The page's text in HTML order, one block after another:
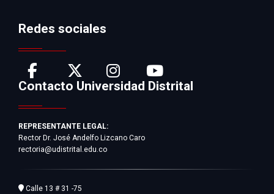
Redes sociales
Contacto Universidad Distrital
REPRESENTANTE LEGAL:
Rector Dr. José Andelfo Lizcano Caro
rectoria@udistrital.edu.co
Calle 13 # 31 -75